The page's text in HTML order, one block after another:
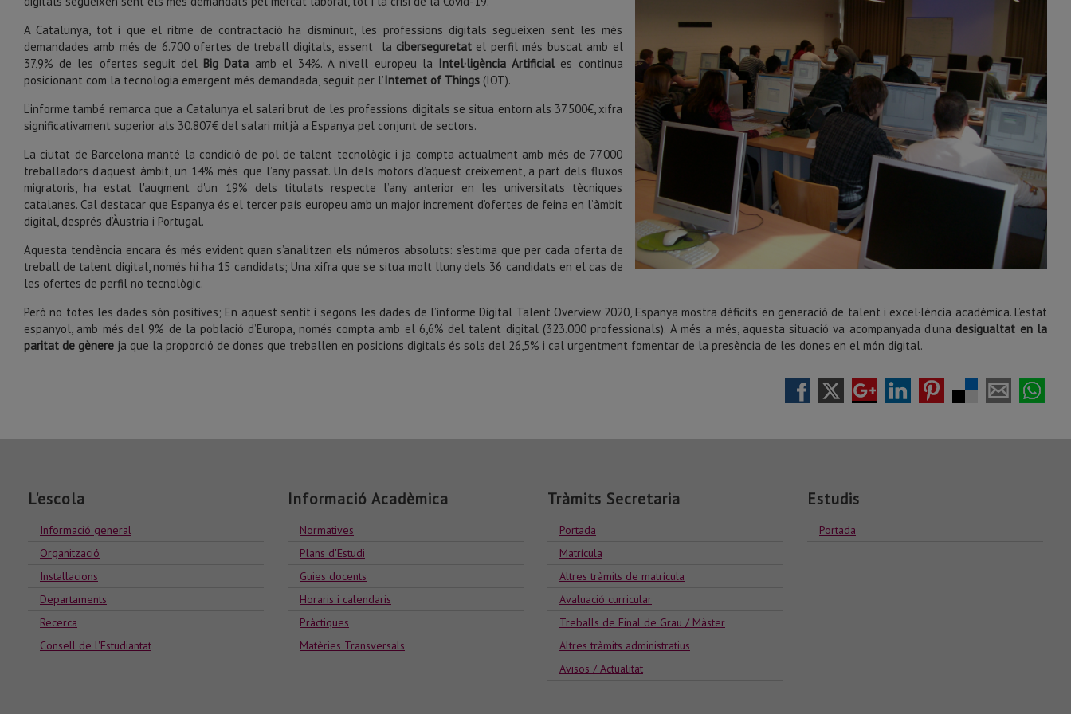
A Catalunya, tot i que el ritme de contractació ha disminuït, les professions digitals segueixen sent les més
demandades amb més de 6.700 ofertes de treball digitals, essent la ciberseguretat el perfil més buscat amb el
37,9% de les ofertes seguit delBig Data amb el 34%. A nivell europeu la Intel·ligència Artificiales continua
posicionant com la tecnologia emergent més demandada, seguit per l’Internet of Things (IOT).
L’informe també remarca que a Catalunya el salari brut de les professions digitals se situa entorn als 37.500€, xifra
significativament superior als 30.807€ del salari mitjà a Espanya pel conjunt de sectors.
La ciutat de Barcelona manté la condició de pol de talent tecnològic i ja compta actualment amb més de 77.000
treballadors d’aquest àmbit, un 14% més que l’any passat. Un dels motors d’aquest creixement, a part dels fluxos
migratoris, ha estat l'augment d'un 19% dels titulats respecte l’any anterior en les universitats tècniques
catalanes. Cal destacar que Espanya és el tercer país europeu amb un major increment d’ofertes de feina en l’àmbit
digital, després d’Àustria i Portugal.
Aquesta tendència encara és més evident quan s’analitzen els números absoluts: s’estima que per cada oferta de
treball de talent digital, només hi ha 15 candidats; Una xifra que se situa molt lluny dels 36 candidats en el cas de
les ofertes de perfil no tecnològic.
Però no totes les dades són positives; En aquest sentit i segons les dades de l’informe Digital Talent Overview 2020, Espanya mostra dèficits en generació de talent i excel·lència acadèmica. L’estat
espanyol, amb més del 9% de la població d’Europa, només compta amb el 6,6% del talent digital (323.000 professionals). A més a més, aquesta situació va acompanyada d’una desigualtat en la
paritat de gènere ja que la proporció de dones que treballen en posicions digitals és sols del 26,5% i cal urgentment fomentar de la presència de les dones en el món digital.
L'escola
Informació general
Organització
Installacions
Departaments
Recerca
Consell de l'Estudiantat
Informació Acadèmica
Normatives
Plans d'Estudi
Guies docents
Horaris i calendaris
Pràctiques
Matèries Transversals
Tràmits Secretaria
Portada
Matrícula
Altres tràmits de matrícula
Avaluació curricular
Treballs de Final de Grau / Màster
Altres tràmits administratius
Avisos / Actualitat
Estudis
Portada